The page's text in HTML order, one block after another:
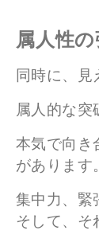
属人性
同時に、見
属人的な突
本気で向き
があります
集中力、緊
そして、そ